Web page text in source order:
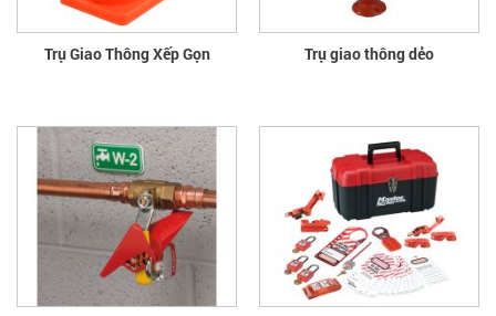
Trụ Giao Thông Xếp Gọn Trụ giao thông dẻo